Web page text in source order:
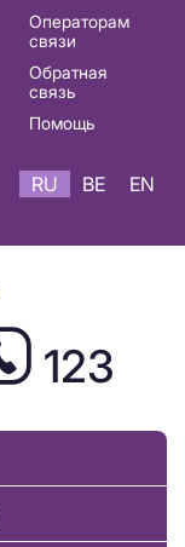
Операторам
связи
Обратная
связь
Помощь
RU BE EN
123